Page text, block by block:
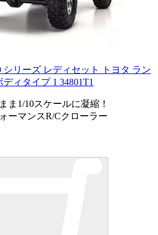
シリーズ レディセット トヨタ ラン
ィタイプ 1 34801T1
ま1/10スケールに凝縮！
ーマンスR/Cクローラー